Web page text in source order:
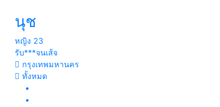
นุช
หญิง 23
รับ***จนเส้จ
กรุงเทพมหานคร
ทั้งหมด